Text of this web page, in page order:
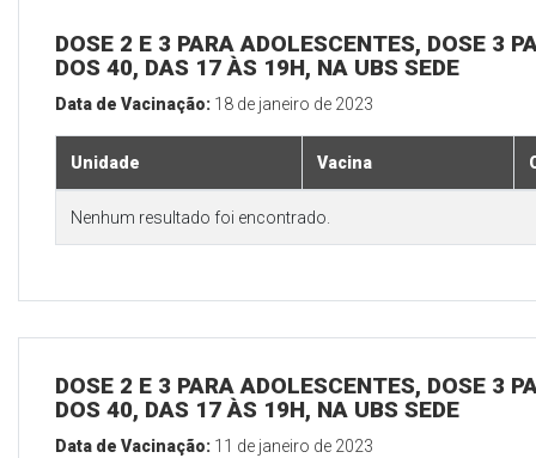
DOSE 2 E 3 PARA ADOLESCENTES, DOSE 3
DOS 40, DAS 17 ÀS 19H, NA UBS SEDE
Data de Vacinação: 18 de janeiro de 2023
Unidade Vacina
Nenhum resultado foi encontrado.
DOSE 2 E 3 PARA ADOLESCENTES, DOSE 3
DOS 40, DAS 17 ÀS 19H, NA UBS SEDE
Data de Vacinação: 11 de janeiro de 2023